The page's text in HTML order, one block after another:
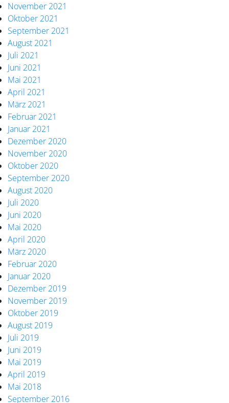
November 2021
Oktober 2021
September 2021
August 2021
Juli 2021
Juni 2021
Mai 2021
April 2021
März 2021
Februar 2021
Januar 2021
Dezember 2020
November 2020
Oktober 2020
September 2020
August 2020
Juli 2020
Juni 2020
Mai 2020
April 2020
März 2020
Februar 2020
Januar 2020
Dezember 2019
November 2019
Oktober 2019
August 2019
Juli 2019
Juni 2019
Mai 2019
April 2019
Mai 2018
September 2016